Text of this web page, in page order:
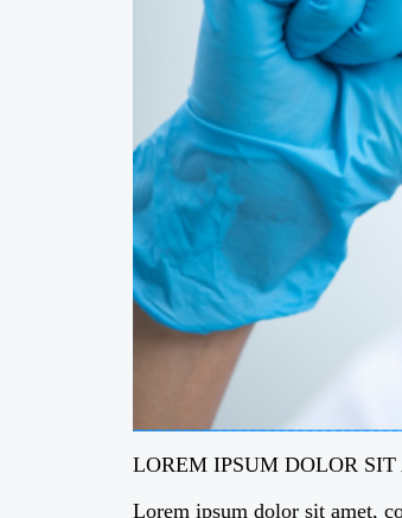
LOREM IPSUM DOLOR
Lorem ipsum dolor sit amet,